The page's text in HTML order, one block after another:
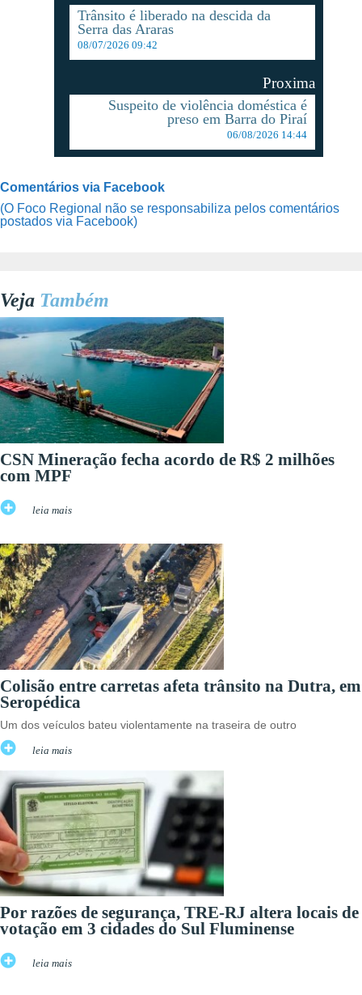
Trânsito é liberado na descida da
Serra das Araras
08/07/2026 09:42
Proxima
Suspeito de violência doméstica é
preso em Barra do Piraí
06/08/2026 14:44
Comentários via Facebook
(O Foco Regional não se responsabiliza pelos comentários
postados via Facebook)
Veja Também
CSN Mineração fecha acordo de R$ 2 milhões
com MPF
leia mais
Colisão entre carretas afeta trânsito na Dutra, em
Seropédica
Um dos veículos bateu violentamente na traseira de outro
leia mais
Por razões de segurança, TRE-RJ altera locais de
votação em 3 cidades do Sul Fluminense
leia mais